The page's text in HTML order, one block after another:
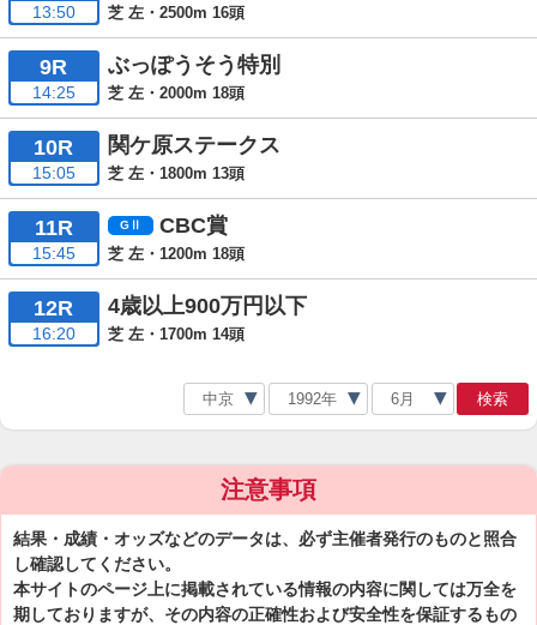
13:50 芝 左・2500m 16頭
9R
14:25
ぶっぽうそう特別
芝 左・2000m 18頭
10R
15:05
関ケ原ステークス
芝 左・1800m 13頭
11R
15:45
CBC賞
芝 左・1200m 18頭
12R
16:20
4歳以上900万円以下
芝 左・1700m 14頭
検索
注意事項
結果・成績・オッズなどのデータは、必ず主催者発行のものと照合
し確認してください。
本サイトのページ上に掲載されている情報の内容に関しては万全を
期しておりますが、その内容の正確性および安全性を保証するもの